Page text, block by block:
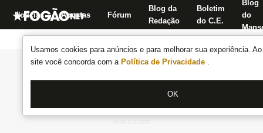
Usamos cookies para anúncios e para melhorar sua experiência.
site você concorda com a Política de Privacidade .
OK
Notícias Apostas Fórum
Blog da
Redação
Boletim
do C.E.
Blog
do